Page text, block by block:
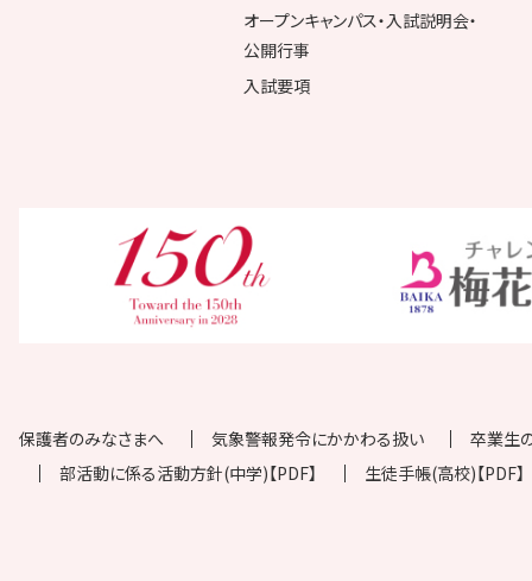
オープンキャンパス・入試説明会・
公開行事
入試要項
保護者のみなさまへ 気象警報発令にかかわる扱い
卒業生
部活動に係る活動方針(中学)【PDF】
生徒手帳(高校)【PDF】